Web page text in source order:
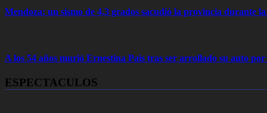
Mendoza: un sismo de 4,3 grados sacudió la provincia durante
A los 54 años murió Ernestina Pais tras ser arrollado su auto
ESPECTACULOS